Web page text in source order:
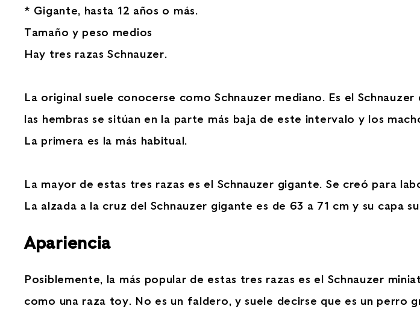
* Gigante, hasta 12 años o más.
Tamaño y peso medios
Hay tres razas Schnauzer.
La original suele conocerse como Schnauzer mediano. Es el
las hembras se sitúan en la parte más baja de este intervalo y los
La primera es la más habitual.
La mayor de estas tres razas es el Schnauzer gigante. Se creó para
La alzada a la cruz del Schnauzer gigante es de 63 a 71 cm y su capa
Apariencia
Posiblemente, la más popular de estas tres razas es el Schnauzer
como una raza toy. No es un faldero, y suele decirse que es un perro